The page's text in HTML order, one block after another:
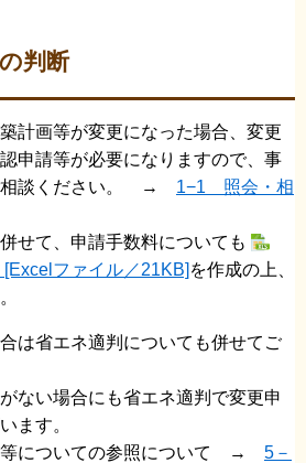
判断
計画等が変更になった場合、変更
申請等が必要になりますので、事
相談ください。 → 1−1 照会・相
せて、申請手数料についても
ファイル／21KB] を作成の上、
は省エネ適判についても併せてご
ない場合にも省エネ適判で変更申
ます。
等についての参照について → 5－